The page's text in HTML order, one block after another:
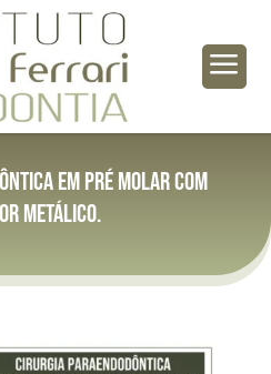
a
em pré molar com
metálico.